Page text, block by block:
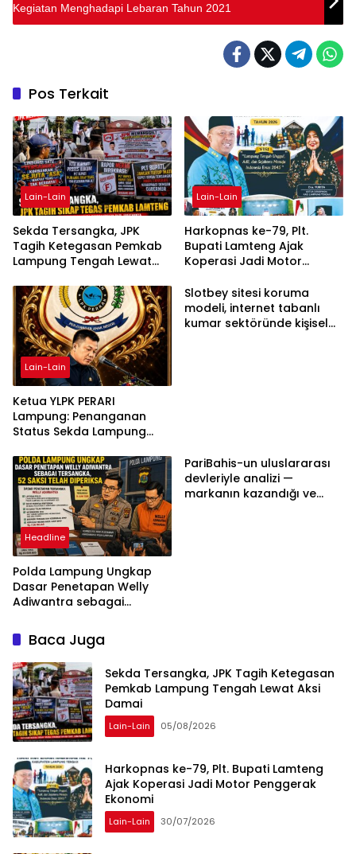
Kegiatan Menghadapi Lebaran Tahun 2021
Pos Terkait
Lain-Lain
Sekda Tersangka, JPK
Tagih Ketegasan Pemkab
Lampung Tengah Lewat
Lain-Lain
Harkopnas ke-79, Plt.
Bupati Lamteng Ajak
Koperasi Jadi Motor
Lain-Lain
Ketua YLPK PERARI
Lampung: Penanganan
Status Sekda Lampung
Berdasarkan Aturan,
Bukan Tekanan Opini
Slotbey sitesi koruma
modeli, internet tabanlı
kumar sektöründe kişisel
Headline
Polda Lampung Ungkap
Dasar Penetapan Welly
Adiwantra sebagai
Diperiksa
PariBahis-un uluslararası
devleriyle analizi —
markanın kazandığı ve
Baca Juga
Sekda Tersangka, JPK Tagih Ketegasan
Pemkab Lampung Tengah Lewat Aksi
Damai
Lain-Lain 05/08/2026
Harkopnas ke-79, Plt. Bupati Lamteng
Ajak Koperasi Jadi Motor Penggerak
Ekonomi
Lain-Lain 30/07/2026